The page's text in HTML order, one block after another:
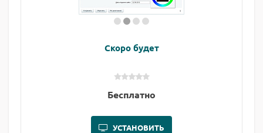
Скоро будет
Бесплатно
УСТАНОВИТЬ